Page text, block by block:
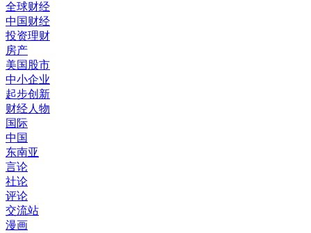
全球财经
中国财经
投资理财
房产
美国股市
中小企业
起步创新
财经人物
国际
中国
东南亚
言论
社论
评论
交流站
漫画